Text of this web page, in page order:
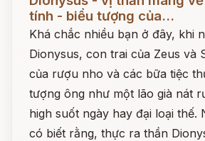
tính - biểu tượng của...
Khá chắc nhiều bạn ở đây, khi
Dionysus, con trai của Zeus và
của rượu nho và các bữa tiệc
tượng ông như một lão già nát
high suốt ngày hay đại loại thế.
có biết rằng, thực ra thần